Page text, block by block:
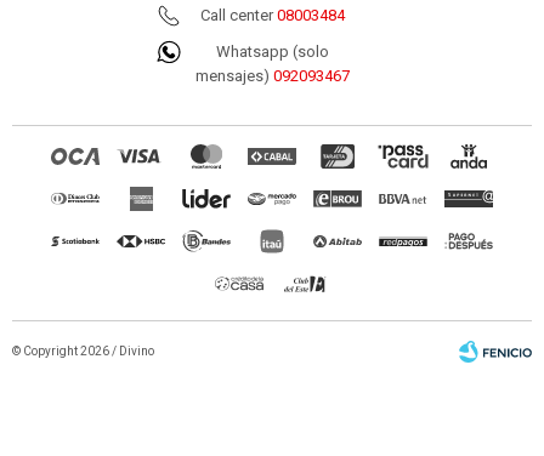
Call center08003484
Whatsapp (solo
mensajes) 092093467
© Copyright 2026 / Divino